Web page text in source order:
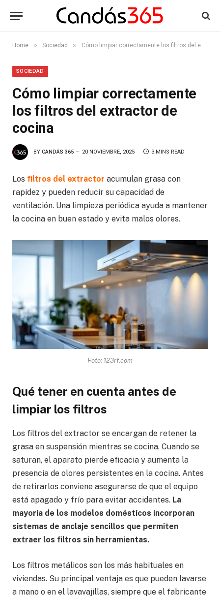
Home » Sociedad » Cómo limpiar correctamente los filtros del extractor de cocina
SOCIEDAD
Cómo limpiar correctamente
los filtros del extractor de
cocina
BY CANDÁS 365 20 NOVIEMBRE, 2025 3 MINS READ
Los filtros del extractor acumulan grasa con
rapidez y pueden reducir su capacidad de
ventilación. Una limpieza periódica ayuda a mantener
la cocina en buen estado y evita malos olores.
Foto: 123rf.com
Qué tener en cuenta antes de
limpiar los filtros
Los filtros del extractor se encargan de retener la
grasa en suspensión mientras se cocina. Cuando se
saturan, el aparato pierde eficacia y aumenta la
presencia de olores persistentes en la cocina. Antes
de retirarlos conviene asegurarse de que el equipo
está apagado y frío para evitar accidentes. La
mayoría de los modelos domésticos incorporan
sistemas de anclaje sencillos que permiten
extraer los filtros sin herramientas.
Los filtros metálicos son los más habituales en
viviendas. Su principal ventaja es que pueden lavarse
a mano o en el lavavajillas, siempre que el fabricante